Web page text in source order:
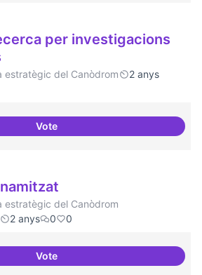
per investigacions
estratègic del Canòdrom
2 anys
VoteBeques de recerca per
estratègic del Canòdrom
2 anys 0 0
VoteBar obert i dinamitzat